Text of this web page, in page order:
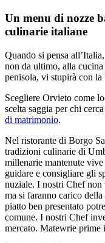
Un menu di nozze
culinarie italiane
Quando si pensa
non da ultimo, alla
penisola, vi stupirà con la
Scegliere Orvieto come
scelta saggia per chi
di matrimonio.
Nel ristorante di Borgo
tradizioni culinarie di
millenarie mantenute
guidare e consigliare gli
nuziale. I nostri Chef non
ma si faranno carico
piatto ben presentato
comune. I nostri Chef
mercato. Matewrie prime